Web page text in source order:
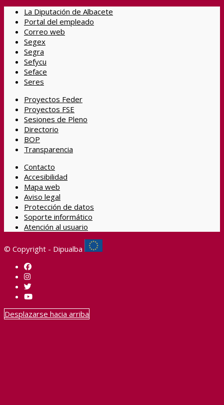
La Diputación de Albacete
Portal del empleado
Correo web
Segex
Segra
Sefycu
Seface
Seres
Proyectos Feder
Proyectos FSE
Sesiones de Pleno
Directorio
BOP
Transparencia
Contacto
Accesibilidad
Mapa web
Aviso legal
Protección de datos
Soporte informático
Atención al usuario
© Copyright - Dipualba
Desplazarse hacia arriba